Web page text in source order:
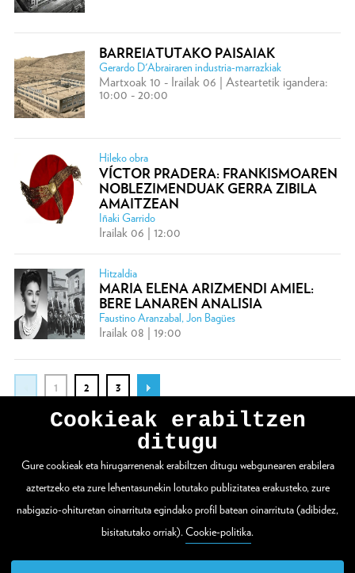
BARREIATUTAKO PAISAIAK
Gerardo D'Abrairaren industria-marrazkiak
Martxoak 10 - Irailak 06 | Asteartetik igandera:
10:00 - 20:00
Hileko obra
VÍCTOR PRADERA: FRANKISMOAREN
NOBLEZIMENDUAK GERRA ZIBILA
AMAITZEAN
Iñaki Garrido
Irailak 06 | 12:00
Hitzaldia
MARIA ELENA ARIZMENDI AMIEL:
BERE LANAREN ANALISIA
Faustino Aranzabal, Jon Bagües
Irailak 08 | 19:00
1 2 3
WEBGUNE OSOA IKUSI
20003 Donostia / San Sebastián
Cookieak erabiltzen
ditugu
Gure cookieak eta hirugarrenenak erabiltzen ditugu webgunearen erabilera
aztertzeko eta zure lehentasunekin lotutako publizitatea erakusteko, zure
nabigazio-ohituretan oinarrituta egindako profil batean oinarrituta (adibidez,
bisitatutako orriak).Cookie-politika.